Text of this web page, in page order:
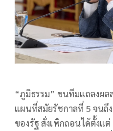
“ภูมิธรรม” ขนทีมแถลงผล
แผนที่สมัยรัชกาลที่ 5 จนถึ
ของรัฐ สั่งเพิกถอนได้ตั้งแ